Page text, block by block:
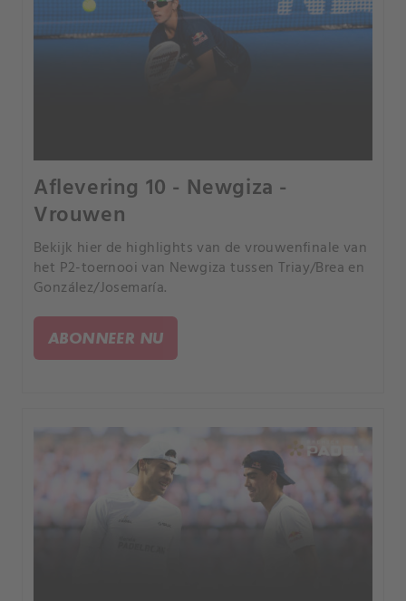
Aflevering 10 - Newgiza -
Vrouwen
Bekijk hier de highlights van de vrouwenfinale van
het P2-toernooi van Newgiza tussen Triay/Brea en
González/Josemaría.
ABONNEER NU